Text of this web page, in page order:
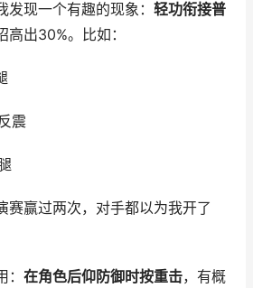
现一个有趣的现象： 轻功衔接普
高出30%。比如：
震
赛赢过两次，对手都以为我开了
在角色后仰防御时按重击，有概